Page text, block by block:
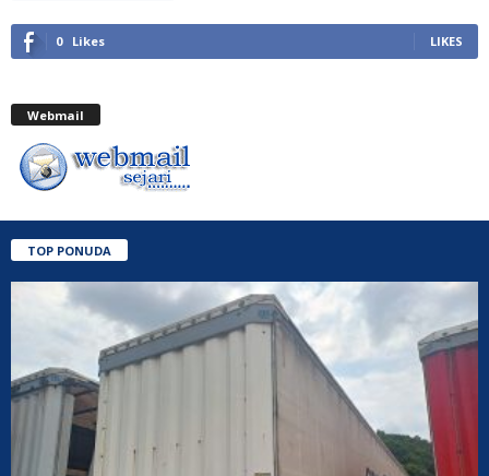
0 Likes LIKES
Webmail
TOP PONUDA